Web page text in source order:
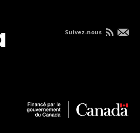
Suivez-nous